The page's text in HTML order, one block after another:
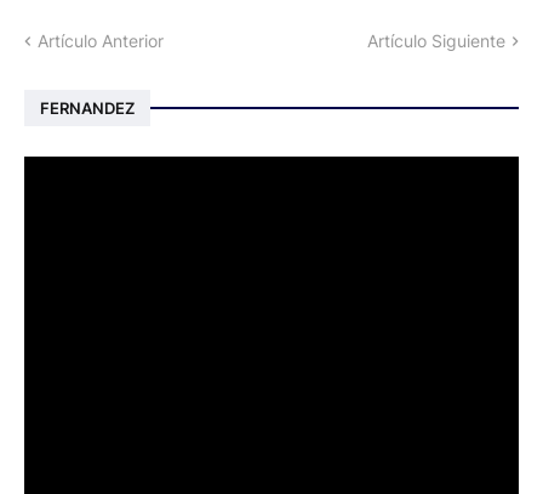
Artículo Anterior Artículo Siguiente
FERNANDEZ